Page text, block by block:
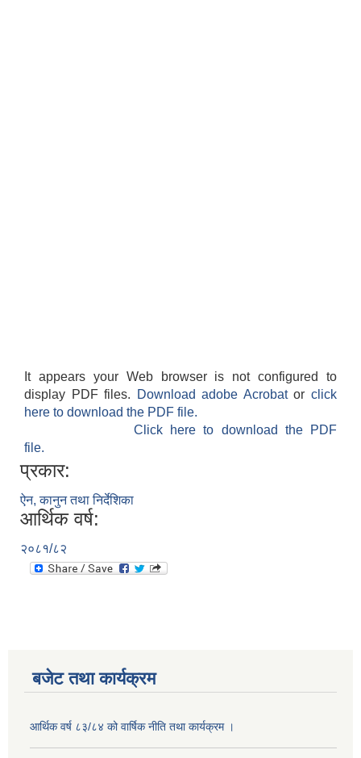
It appears your Web browser is not configured to
display PDF files.
Download adobe Acrobatorclick
here to download the PDF file.
Click here to download the PDF
file.
प्रकार:
ऐन, कानुन तथा निर्देशिका
आर्थिक वर्ष:
२०८१/८२
बजेट तथा कार्यक्रम
आर्थिक वर्ष ८३/८४ को वार्षिक नीति तथा कार्यक्रम ।